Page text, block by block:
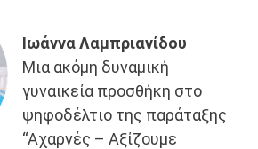
Ιωάννα Λαμπριανίδου
Μια ακόμη δυναμική
γυναικεία προσθήκη στο
ψηφοδέλτιο της παράταξης
“Αχαρνές – Αξίζουμε